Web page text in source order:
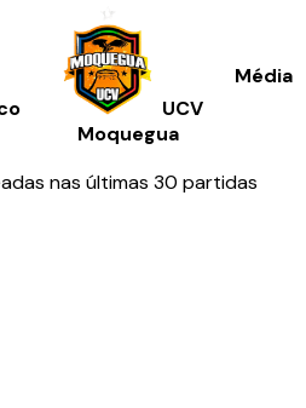
UCV
Moquegua
Média
nas últimas 30 partidas